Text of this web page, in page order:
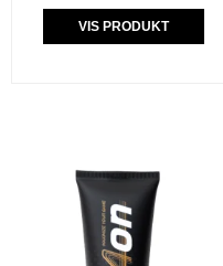
VIS PRODUKT